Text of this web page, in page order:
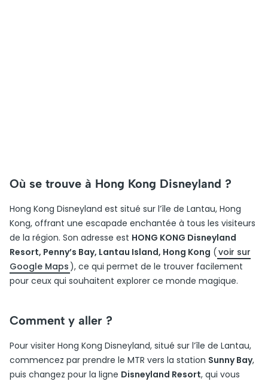
Où se trouve à Hong Kong Disneyland ?
Hong Kong Disneyland est situé sur l’île de Lantau, Hong
Kong, offrant une escapade enchantée à tous les visiteurs
de la région. Son adresse est HONG KONG Disneyland
Resort, Penny’s Bay, Lantau Island, Hong Kong (voir sur
Google Maps ), ce qui permet de le trouver facilement
pour ceux qui souhaitent explorer ce monde magique.
Comment y aller ?
Pour visiter Hong Kong Disneyland, situé sur l’île de Lantau,
commencez par prendre le MTR vers la station Sunny Bay,
puis changez pour la ligne Disneyland Resort, qui vous